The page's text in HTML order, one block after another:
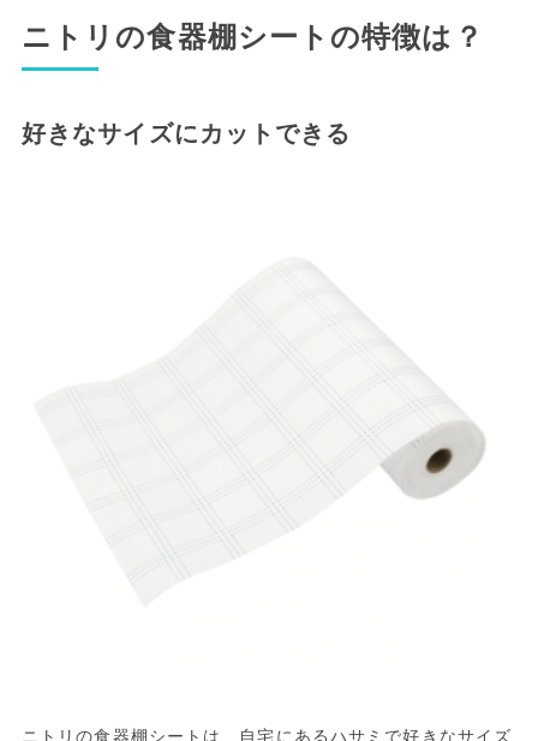
ニトリの食器棚シートの特徴は？
好きなサイズにカットできる
ニトリの食器棚シートは、自宅にあるハサミで好きなサイズ